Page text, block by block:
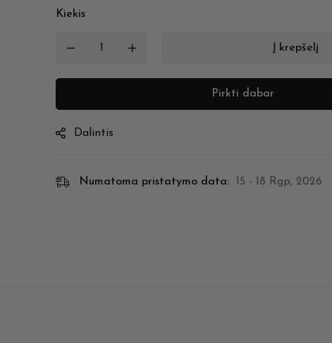
Kiekis
Į krepšelį
Pirkti dabar
Dalintis
Numatoma pristatymo data: 15 - 18 Rgp, 2026